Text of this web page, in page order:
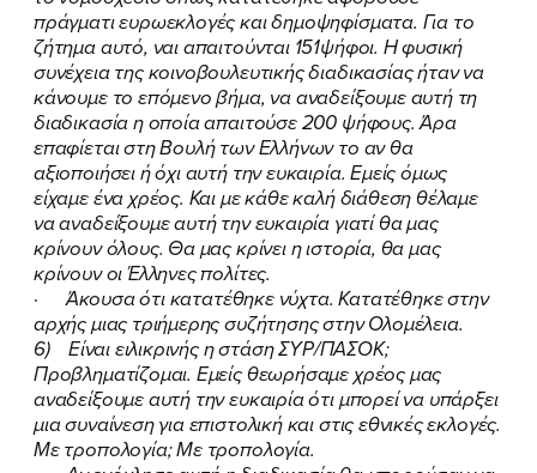
πράγματι ευρωεκλογές και δημοψηφίσματα. Για το
ζήτημα αυτό, ναι απαιτούνται 151ψήφοι. Η φυσική
συνέχεια της κοινοβουλευτικής διαδικασίας ήταν να
κάνουμε το επόμενο βήμα, να αναδείξουμε αυτή τη
διαδικασία η οποία απαιτούσε 200 ψήφους. Άρα
επαφίεται στη Βουλή των Ελλήνων το αν θα
αξιοποιήσει ή όχι αυτή την ευκαιρία. Εμείς όμως
είχαμε ένα χρέος. Και με κάθε καλή διάθεση θέλαμε
να αναδείξουμε αυτή την ευκαιρία γιατί θα μας
κρίνουν όλους. Θα μας κρίνει η ιστορία, θα μας
κρίνουν οι Έλληνες πολίτες.
· Άκουσα ότι κατατέθηκε νύχτα. Κατατέθηκε στην
αρχής μιας τριήμερης συζήτησης στην Ολομέλεια.
6) Είναι ειλικρινής η στάση ΣΥΡ/ΠΑΣΟΚ;
Προβληματίζομαι. Εμείς θεωρήσαμε χρέος μας
αναδείξουμε αυτή την ευκαιρία ότι μπορεί να υπάρξει
μια συναίνεση για επιστολική και στις εθνικές εκλογές.
Με τροπολογία; Με τροπολογία.